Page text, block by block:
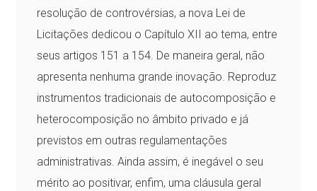
resolução de controvérsias, a nova Lei de
Licitações dedicou o Capítulo XII ao tema, entre
seus artigos 151 a 154. De maneira geral, não
apresenta nenhuma grande inovação. Reproduz
instrumentos tradicionais de autocomposição e
heterocomposição no âmbito privado e já
previstos em outras regulamentações
administrativas. Ainda assim, é inegável o seu
mérito ao positivar, enfim, uma cláusula geral